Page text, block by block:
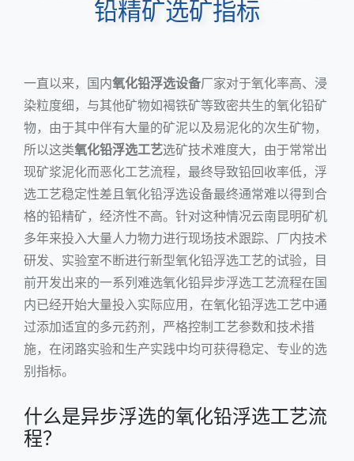
铅精矿选矿指标
一直以来，国内氧化铅浮选设备厂家对于氧化率高、浸
染粒度细，与其他矿物如褐铁矿等致密共生的氧化铅矿
物，由于其中伴有大量的矿泥以及易泥化的次生矿物，
所以这类氧化铅浮选工艺选矿技术难度大，由于常常出
现矿浆泥化而恶化工艺流程，最终导致铅回收率低，浮
选工艺稳定性差且氧化铅浮选设备最终通常难以得到合
格的铅精矿，经济性不高。针对这种情况云南昆明矿机
多年来投入大量人力物力进行现场技术跟踪、厂内技术
研发、实验室不断进行新型氧化铅浮选工艺的试验，目
前开发出来的一系列难选氧化铅异步浮选工艺流程在国
内已经开始大量投入实际应用，在氧化铅浮选工艺中通
过添加适宜的多元药剂，严格控制工艺参数和技术措
施，在闭路实验和生产实践中均可获得稳定、专业的选
别指标。
什么是异步浮选的氧化铅浮选工艺流
程？